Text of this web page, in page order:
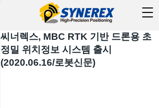
씨너렉스, MBC RTK 기반 드론용 초
정밀 위치정보 시스템 출시
(2020.06.16/로봇신문)